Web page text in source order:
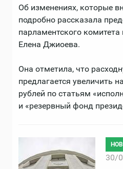
Об изменениях, которые
подробно рассказала
парламентского
Елена Джиоева.
Она отметила, что
предлагается увеличить
рублей по статьям
и «резервный фонд
30/